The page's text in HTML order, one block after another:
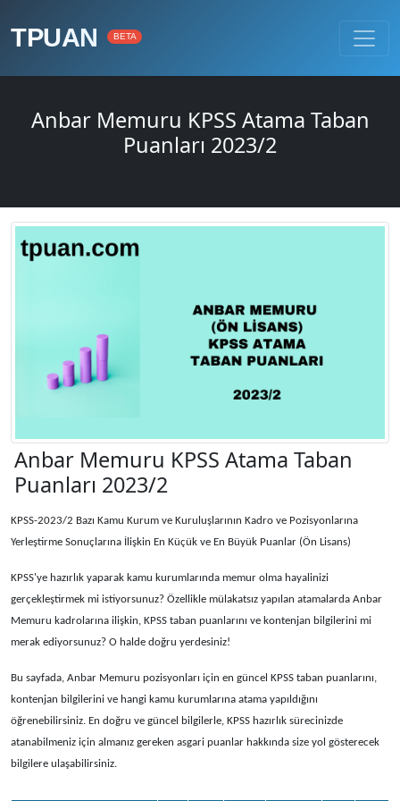
TPUAN BETA
Anbar Memuru KPSS Atama Taban
Puanları 2023/2
Anbar Memuru KPSS Atama Taban
Puanları 2023/2
KPSS-2023/2 Bazı Kamu Kurum ve Kuruluşlarının Kadro ve Pozisyonlarına
Yerleştirme Sonuçlarına İlişkin En Küçük ve En Büyük Puanlar (Ön Lisans)
KPSS'ye hazırlık yaparak kamu kurumlarında memur olma hayalinizi
gerçekleştirmek mi istiyorsunuz? Özellikle mülakatsız yapılan atamalarda Anbar
Memuru kadrolarına ilişkin, KPSS taban puanlarını ve kontenjan bilgilerini mi
merak ediyorsunuz? O halde doğru yerdesiniz!
Bu sayfada, Anbar Memuru pozisyonları için en güncel KPSS taban puanlarını,
kontenjan bilgilerini ve hangi kamu kurumlarına atama yapıldığını
öğrenebilirsiniz. En doğru ve güncel bilgilerle, KPSS hazırlık sürecinizde
atanabilmeniz için almanız gereken asgari puanlar hakkında size yol gösterecek
bilgilere ulaşabilirsiniz.